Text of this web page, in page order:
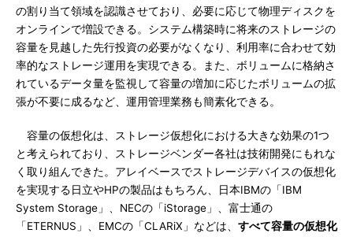
の割り当て領域を認識させており、必要に応じて物理ディスクを
オンラインで増設できる。システム構築時に将来のストレージの
容量を見越した先行投資の必要がなくなり、利用率に合わせて効
率的なストレージ運用を実現できる。また、ボリュームに格納さ
れているデータ量を監視して容量の増加に応じたボリュームの拡
張が不要に成るなど、運用管理業務も簡素化できる。
容量の仮想化は、ストレージ仮想化における大きな効果の1つ
と考えられており、ストレージベンダー各社は技術開発にもれな
く取り組んできた。アレイベースでストレージデバイスの仮想化
を実現する日立やHPの製品はもちろん、日本IBMの「IBM
System Storage」、NECの「iStorage」、富士通の
「ETERNUS」、EMCの「CLARiX」などは、 すべて容量の仮想化